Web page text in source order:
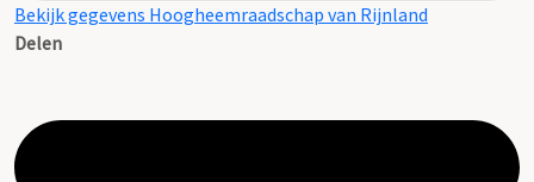
Bekijk gegevens Hoogheemraadschap van Rijnland
Delen